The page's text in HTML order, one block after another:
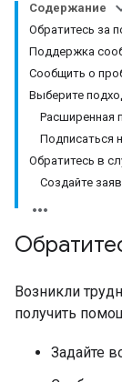
Содержание
Обратитесь за
Поддержка
Сообщить о
Выберите
Расширенная
Подписаться
Обратитесь в
Создайте
Возникли
получить
Задайте